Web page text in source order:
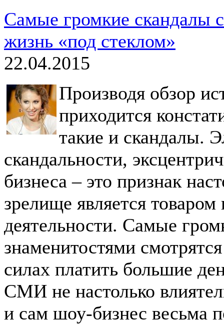
Самые громкие скандалы
жизнь «под стеклом»
22.04.2015
Производя обзор
приходится
такие и скандалы.
скандальности,
бизнеса – это признак
зрелище является
деятельности. Самые
знаменитостями
силах платить большие
СМИ не настолько
и сам шоу-бизнес весьма